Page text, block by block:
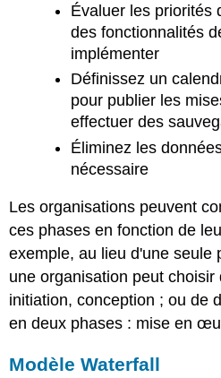
Évaluer les priorités
des fonctionnalités
implémenter
Définissez un
pour publier les
effectuer des
Éliminez les
nécessaire
Les organisations peuvent
ces phases en fonction de
exemple, au lieu d'une seule
une organisation peut choisir
initiation, conception ; ou de
en deux phases : mise en
Modèle Waterfall